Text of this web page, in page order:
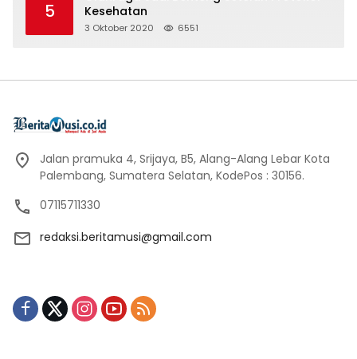
5
Kesehatan
3 Oktober 2020 6551
Jalan pramuka 4, Srijaya, B5, Alang-Alang Lebar Kota
Palembang, Sumatera Selatan, KodePos : 30156.
07115711330
redaksi.beritamusi@gmail.com